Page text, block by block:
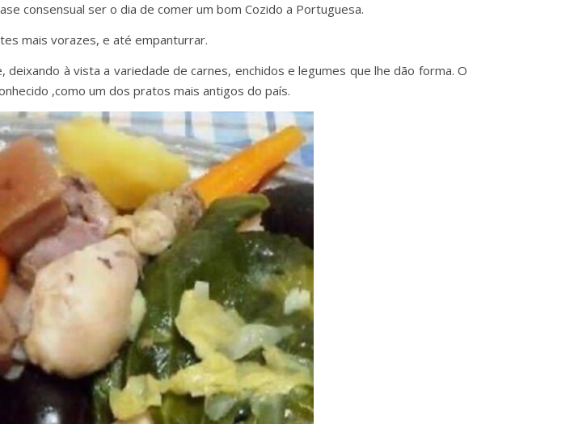
consensual ser o dia de comer um bom Cozido a Portuguesa.
mais vorazes, e até empanturrar.
à vista a variedade de carnes, enchidos e legumes que lhe dão forma. O
,como um dos pratos mais antigos do país.